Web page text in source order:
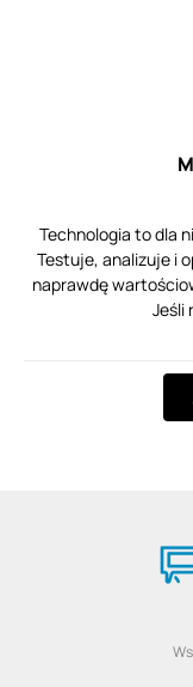
Technologia to dla
Testuje, analizuje i
naprawdę
Jeśli